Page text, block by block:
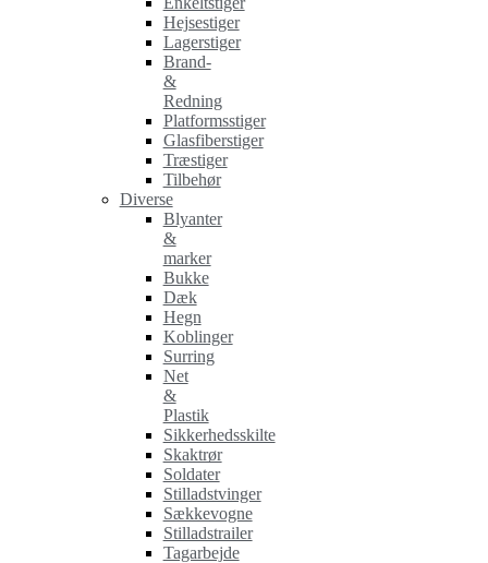
Hejsestiger
Lagerstiger
Brand-
&
Redning
Platformsstiger
Glasfiberstiger
Træstiger
Tilbehør
Diverse
Blyanter
&
marker
Bukke
Dæk
Hegn
Koblinger
Surring
Net
&
Plastik
Sikkerhedsskilte
Skaktrør
Soldater
Stilladstvinger
Sækkevogne
Stilladstrailer
Tagarbejde